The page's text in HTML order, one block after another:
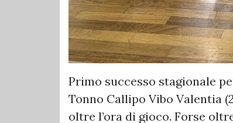
Primo successo stagionale
Tonno Callipo Vibo Valentia
oltre l’ora di gioco. Forse